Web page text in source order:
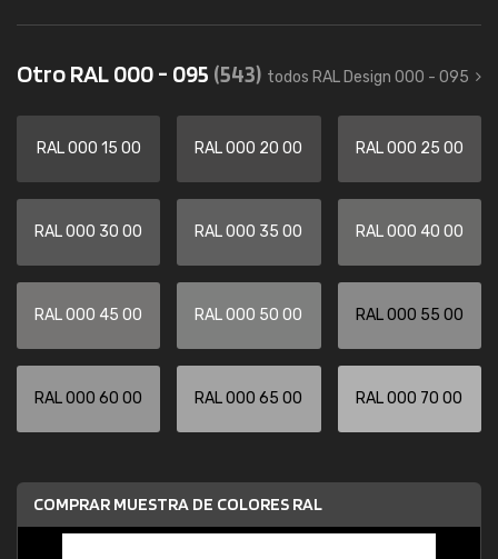
Otro RAL 000 - 095 (543) todos RAL Design 000 - 095
RAL 000 15 00 RAL 000 20 00 RAL 000 25 00
RAL 000 30 00 RAL 000 35 00 RAL 000 40 00
RAL 000 45 00 RAL 000 50 00 RAL 000 55 00
RAL 000 60 00 RAL 000 65 00 RAL 000 70 00
COMPRAR MUESTRA DE COLORES RAL